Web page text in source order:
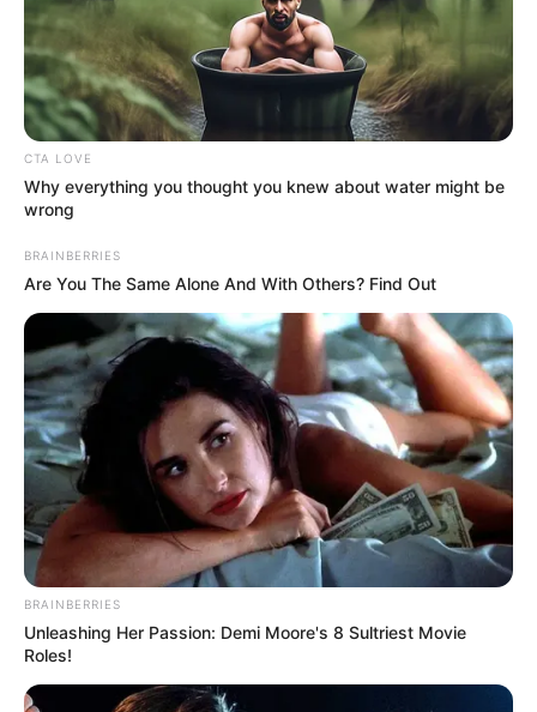
bestimmten Bedingungen für private und kommerzielle
Zwecke kostenlos benutzt werden. Weiteres siehe
Bilderfreigabe.
Auf diesen Seiten geht vieles nur noch mitKI im
Tourismus
Quermania folgen: Impressum & Kontakt
Smartphone Startseite
Suchen:
Auf einigen Seiten dieses Projektes sind Affiliate-
CTA LOVE
Why everything you thought you knew about water might be
wrong
BRAINBERRIES
Are You The Same Alone And With Others? Find Out
BRAINBERRIES
Unleashing Her Passion: Demi Moore's 8 Sultriest Movie
Roles!